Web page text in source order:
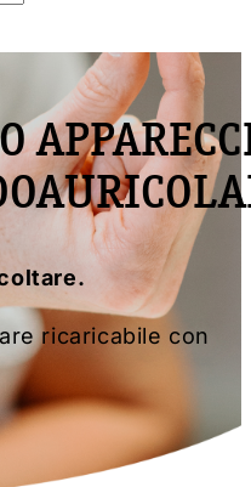
ricaricabile con